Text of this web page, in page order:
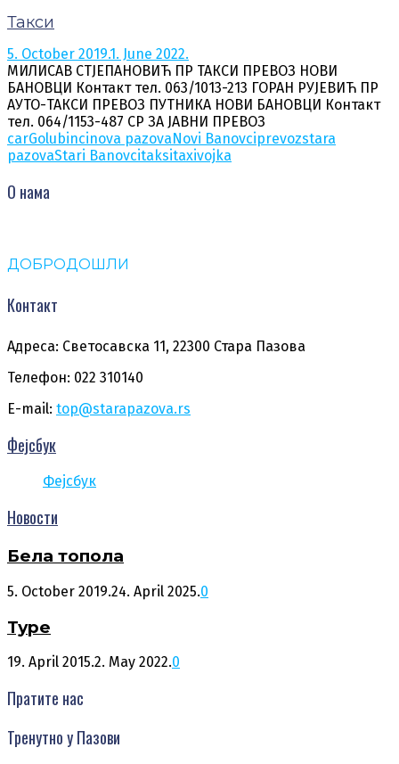
Такси
5. October 2019.1. June 2022.
МИЛИСАВ СТЈЕПАНОВИЋ ПР ТАКСИ ПРЕВОЗ НОВИ
БАНОВЦИ Контакт тел. 063/1013-213 ГОРАН РУЈЕВИЋ ПР
АУТО-ТАКСИ ПРЕВОЗ ПУТНИКА НОВИ БАНОВЦИ Контакт
тел. 064/1153-487 СР ЗА ЈАВНИ ПРЕВОЗ
carGolubincinova pazovaNovi Banovciprevozstara
pazovaStari Banovcitaksitaxivojka
О нама
ДОБРОДОШЛИ
Контакт
Адреса: Светосавска 11, 22300 Стара Пазова
Телефон: 022 310140
E-mail: top@starapazova.rs
Фејсбук
Фејсбук
Новости
Бела топола
5. October 2019.24. April 2025.0
Туре
19. April 2015.2. May 2022.0
Пратите нас
Тренутно у Пазови